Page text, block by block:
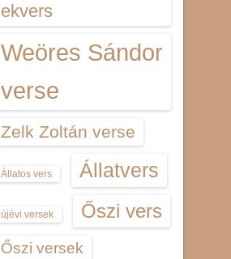
ekvers
Weöres Sándor
verse
Zelk Zoltán verse
Állatos vers Állatvers
újévi versek Őszi vers
Őszi versek